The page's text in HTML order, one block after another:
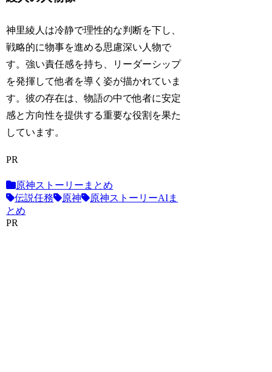
神里綾人は冷静で理性的な判断を下し、
戦略的に物事を進める思慮深い人物で
す。強い責任感を持ち、リーダーシップ
を発揮して他者を導く姿が描かれていま
す。彼の存在は、物語の中で他者に安定
感と方向性を提供する重要な役割を果た
しています。
PR
原神ストーリーまとめ
伝説任務
原神
原神ストーリーAIま
とめ
PR